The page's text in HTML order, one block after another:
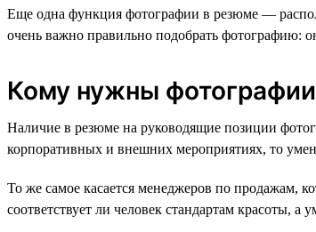
Еще одна функция фотографии в резюме —
очень важно правильно подобрать фотографию:
Кому нужны
Наличие в резюме на руководящие позиции
корпоративных и внешних мероприятиях, то
То же самое касается менеджеров по продажам,
соответствует ли человек стандартам красоты, а